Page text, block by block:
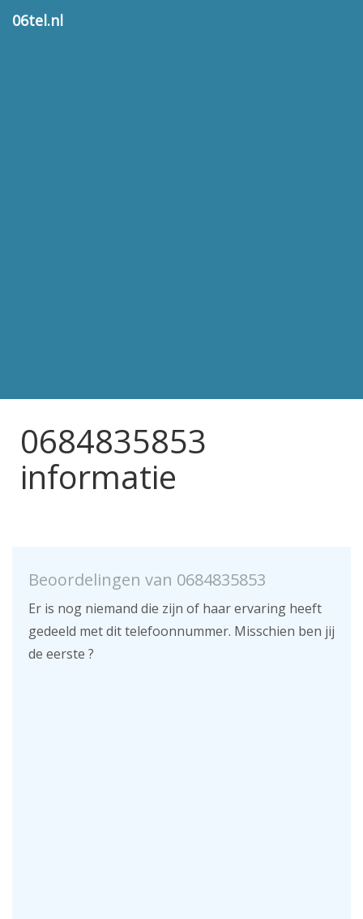
06tel.nl
0684835853
informatie
Beoordelingen van 0684835853
Er is nog niemand die zijn of haar ervaring heeft
gedeeld met dit telefoonnummer. Misschien ben jij
de eerste ?